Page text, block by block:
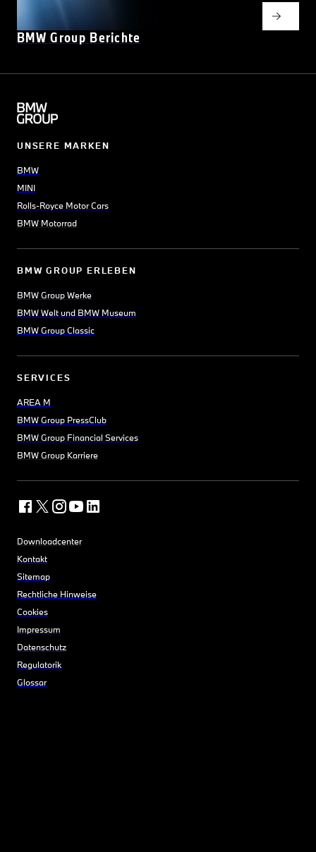
BMW Group Berichte
UNSERE MARKEN
BMW
MINI
Rolls-Royce Motor Cars
BMW Motorrad
BMW GROUP ERLEBEN
BMW Group Werke
BMW Welt und BMW Museum
BMW Group Classic
SERVICES
AREA M
BMW Group PressClub
BMW Group Financial Services
BMW Group Karriere
Downloadcenter
Kontakt
Sitemap
Rechtliche Hinweise
Cookies
Impressum
Datenschutz
Regulatorik
Glossar